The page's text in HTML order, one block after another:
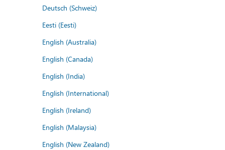
Deutsch (Schweiz)
Eesti (Eesti)
English (Australia)
English (Canada)
English (India)
English (International)
English (Ireland)
English (Malaysia)
English (New Zealand)